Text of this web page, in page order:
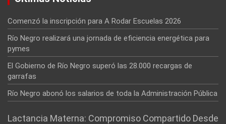
Comenzó la inscripción para A Rodar Escuelas 2026
Río Negro realizará una jornada de eficiencia energética para
pymes
El Gobierno de Río Negro superó las 28.000 recargas de
garrafas
Río Negro abonó los salarios de toda la Administración Pública
Lactancia Materna: Compromiso Compartido Desde